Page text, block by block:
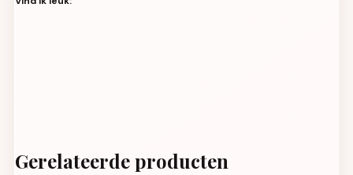
Gerelateerde producten